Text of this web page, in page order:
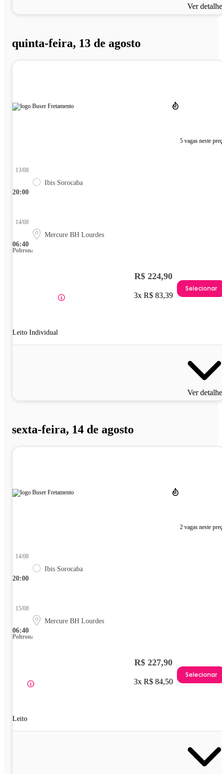
Ver
quinta-feira, 13 de agosto
5 vagas neste
20:00
13/08
Ibis Sorocaba
06:40
14/08
Mercure BH Lourdes
Poltrona
Leito Individual
R$ 224,90
3x R$ 83,39
Selecionar
Ver
sexta-feira, 14 de agosto
2 vagas neste
20:00
14/08
Ibis Sorocaba
06:40
15/08
Mercure BH Lourdes
Poltrona
Leito
R$ 227,90
3x R$ 84,50
Selecionar